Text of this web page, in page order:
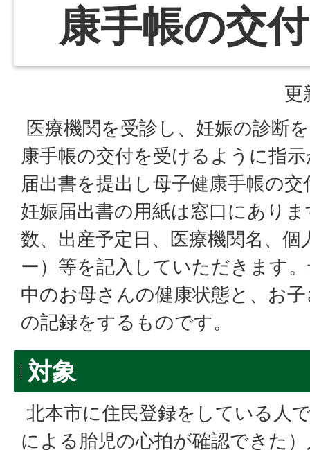
康手帳の交付
更
医療機関を受診し、妊娠の診断
康手帳の交付を受けるように指
届出書を提出し母子健康手帳の
妊娠届出書の用紙は窓口にあり
数、出産予定日、医療機関名、
ー）等を記入していただきます
中のお母さんの健康状態と、お
の記録をするものです。
対象
北本市に住民登録をしている人
による胎児の心拍が確認できた